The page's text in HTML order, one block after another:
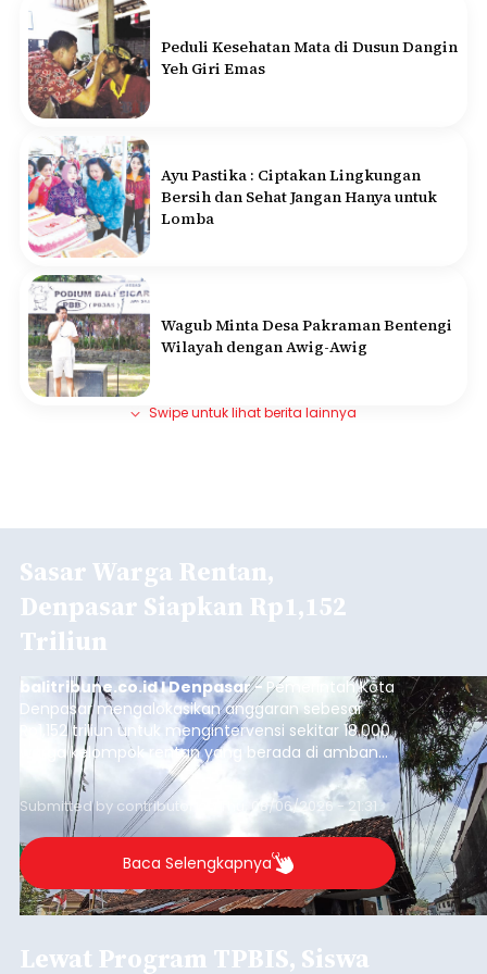
Peduli Kesehatan Mata di Dusun Dangin
Yeh Giri Emas
Ayu Pastika : Ciptakan Lingkungan
Bersih dan Sehat Jangan Hanya untuk
Lomba
Wagub Minta Desa Pakraman Bentengi
Wilayah dengan Awig-Awig
Swipe untuk lihat berita lainnya
Sasar Warga Rentan,
Denpasar Siapkan Rp1,152
Triliun
balitribune.co.id I Denpasar - Pemerintah Kota
Denpasar mengalokasikan anggaran sebesar
Rp1,152 triliun untuk mengintervensi sekitar 18.000
warga kelompok rentan yang berada di ambang
garis kemiskinan. Langkah strategis ini diambil
guna menjaga masyarakat yang berada pada
kelompok desil 5 dan 6 tersebut agar tidak
merosot ke kategori miskin.
Submitted by contributor Thu, 08/06/2026 - 21:31
Baca Selengkapnya
Lewat Program TPBIS, Siswa